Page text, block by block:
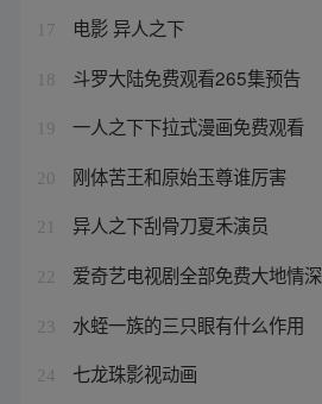
17 电影 异人之下
18 斗罗大陆免费观看265集预告
19 一人之下下拉式漫画免费观看
20 刚体苦王和原始玉尊谁厉害
21 异人之下刮骨刀夏禾演员
22 爱奇艺电视剧全部免费大地情深
23 水蛭一族的三只眼有什么作用
24 七龙珠影视动画